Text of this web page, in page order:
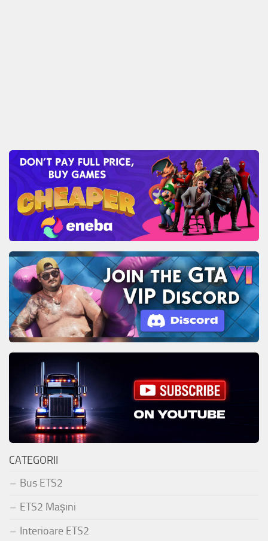
CATEGORII
Bus ETS2
ETS2 Mașini
Interioare ETS2